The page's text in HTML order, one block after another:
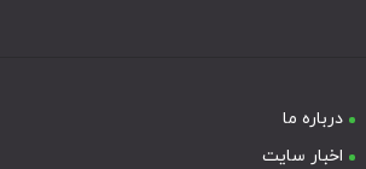
درباره ما
اخبار سایت